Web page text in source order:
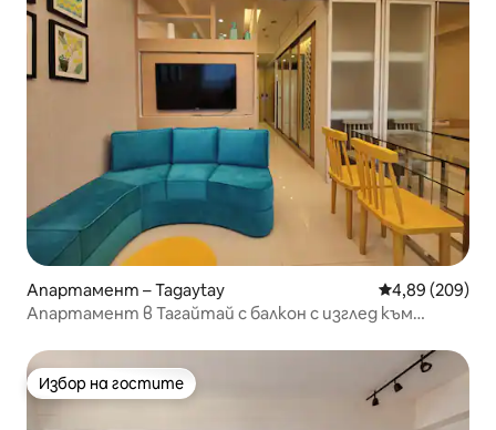
Апартамент – Tagaytay Средна
4,89 (209)
Апартамент в Тагайтай с балкон с изглед към
Избор на гостите
Избор на гостите